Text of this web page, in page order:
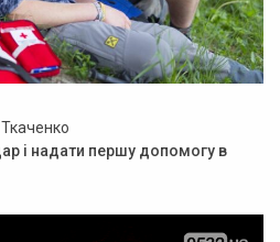
і надати першу допомогу в